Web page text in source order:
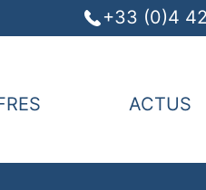
+33 (0)4
ACTUS